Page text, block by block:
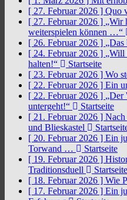
[ 27. Februar 2026 ] Quo
[ 27. Februar 2026 ] „Wir
weiterspielen können …“
[ 26. Februar 2026 ] „Das
[ 24. Februar 2026 ] „Will
halten!“
Startseite
[ 23. Februar 2026 ] Wo
[ 22. Februar 2026 ] Ein
[ 22. Februar 2026 ] „Der
untergeht!“
Startseite
[ 21. Februar 2026 ] Nach
und Blieskastel
[ 20. Februar 2026 ] Ein
Torwand …
Startseite
[ 19. Februar 2026 ]
Traditionsduell
Startseite
[ 18. Februar 2026 ] Wie
[ 17. Februar 2026 ] Ein